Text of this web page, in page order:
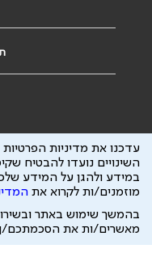
הבהרה משפטית: כל נושא
ייעוץ רפואי או משפטי. אין
ידוע לי שהר"י אוספת ושומרת
להיות מועבר לצדדים שלישיים,
עדכנו את מדיניות
השינויים נועדו להבטיח
במידע ולהגן על המידע
מוזמנים/ות לקרוא את
בהמשך שימוש באתר
מאשרים/ות את הסכמתכם/